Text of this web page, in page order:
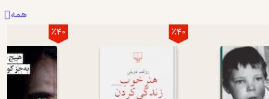
همه
٪40 ٪40